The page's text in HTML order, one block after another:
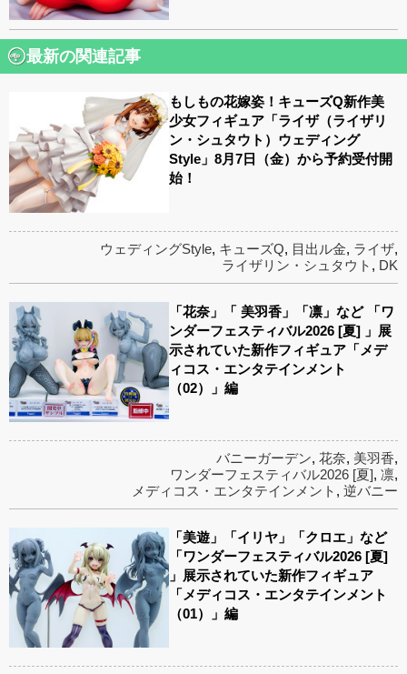
最新の関連記事
もしもの花嫁姿！キューズQ新作美
少女フィギュア「ライザ（ライザリ
ン・シュタウト）ウェディング
Style」8月7日（金）から予約受付開
始！
ウェディングStyle, キューズQ, 目出ル金, ライザ,
ライザリン・シュタウト , DK
「花奈」「 美羽香」「凛」など 「ワ
ンダーフェスティバル2026 [夏] 」展
示されていた新作フィギュア「メデ
ィコス・エンタテインメント
（02）」編
バニーガーデン, 花奈, 美羽香,
ワンダーフェスティバル2026 [夏], 凛,
メディコス・エンタテインメント , 逆バニー
「美遊」「イリヤ」「クロエ」など
「ワンダーフェスティバル2026 [夏]
」展示されていた新作フィギュア
「メディコス・エンタテインメント
（01）」編